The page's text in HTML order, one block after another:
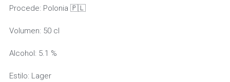
Procede: Polonia 🇵🇱
Volumen: 50 cl
Alcohol: 5.1 %
Estilo: Lager